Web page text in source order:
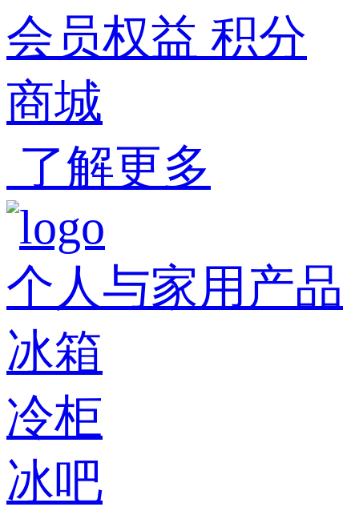
会员权益 积分
商城
了解更多
个人与家用产品
冰箱
冷柜
冰吧